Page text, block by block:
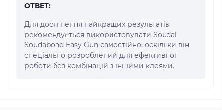
ОТВЕТ:
Для досягнення найкращих результатів
рекомендується використовувати Soudal
Soudabond Easy Gun самостійно, оскільки він
спеціально розроблений для ефективної
роботи без комбінацій з іншими клеями.